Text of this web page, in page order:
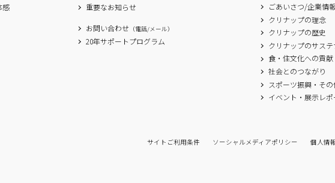
感
重要なお知らせ
お問い合わせ （電話/メール）
20年サポートプログラム
ごあいさつ/企業情
クリナップの理念
クリナップの歴史
クリナップのサステ
食・住文化への貢献
社会とのつながり
スポーツ振興・その
イベント・展示レポ
サイトご利用条件 ソーシャルメディアポリシー 個人情